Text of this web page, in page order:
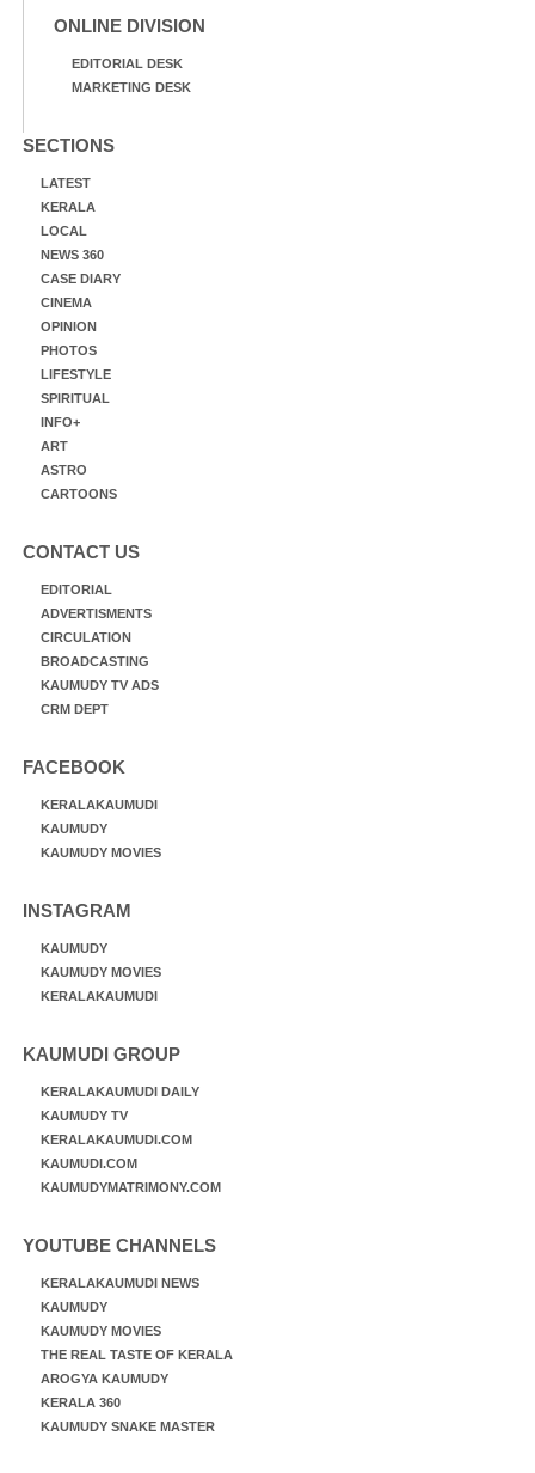
ONLINE DIVISION
EDITORIAL DESK
MARKETING DESK
SECTIONS
LATEST
KERALA
LOCAL
NEWS 360
CASE DIARY
CINEMA
OPINION
PHOTOS
LIFESTYLE
SPIRITUAL
INFO+
ART
ASTRO
CARTOONS
CONTACT US
EDITORIAL
ADVERTISMENTS
CIRCULATION
BROADCASTING
KAUMUDY TV ADS
CRM DEPT
FACEBOOK
KERALAKAUMUDI
KAUMUDY
KAUMUDY MOVIES
INSTAGRAM
KAUMUDY
KAUMUDY MOVIES
KERALAKAUMUDI
KAUMUDI GROUP
KERALAKAUMUDI DAILY
KAUMUDY TV
KERALAKAUMUDI.COM
KAUMUDI.COM
KAUMUDYMATRIMONY.COM
YOUTUBE CHANNELS
KERALAKAUMUDI NEWS
KAUMUDY
KAUMUDY MOVIES
THE REAL TASTE OF KERALA
AROGYA KAUMUDY
KERALA 360
KAUMUDY SNAKE MASTER